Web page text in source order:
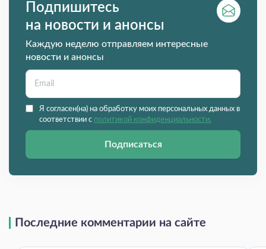
Подпишитесь
на новости и анонсы
Каждую неделю отправляем интересные
новости и анонсы
Я согласен(на) на обработку моих персональных данных в
соответствии с политикой конфиденциальности.
Подписаться
Последние комментарии на сайте